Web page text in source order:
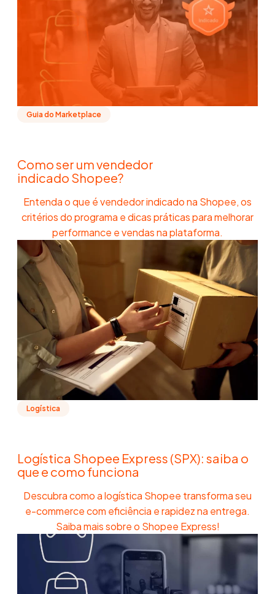
Guia do Marketplace
Como ser um vendedor
indicado Shopee?
Entenda o que é vendedor indicado na Shopee, os
critérios do programa e dicas práticas para melhorar
performance e vendas na plataforma.
Logística
Logística Shopee Express (SPX): saiba o
que e como funciona
Descubra como a logística Shopee transforma seu
e-commerce com eficiência e rapidez na entrega.
Saiba mais sobre o Shopee Express!